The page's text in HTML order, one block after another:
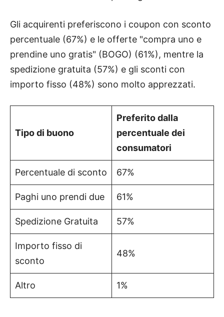
Gli acquirenti preferiscono i coupon con sconto
percentuale (67%) e le offerte "compra uno e
prendine uno gratis" (BOGO) (61%), mentre la
spedizione gratuita (57%) e gli sconti con
importo fisso (48%) sono molto apprezzati.
Tipo di buono
Preferito dalla
percentuale dei
consumatori
Percentuale di sconto 67%
Paghi uno prendi due 61%
Spedizione Gratuita 57%
Importo fisso di
sconto
48%
Altro 1%